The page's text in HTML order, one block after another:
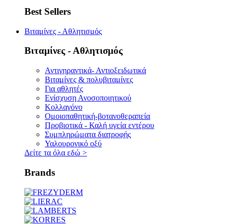
Best Sellers
Βιταμίνες - Αθλητισμός
Βιταμίνες - Αθλητισμός
Αντιγηραντικά- Αντιοξειδωτικά
Βιταμίνες & πολυβιταμίνες
Για αθλητές
Ενίσχυση Ανοσοποιητικού
Κολλαγόνο
Ομοιοπαθητική-βοτανοθεραπεία
Προβιοτικά - Καλή υγεία εντέρου
Συμπληρώματα διατροφής
Υαλουρονικό οξύ
Δείτε τα όλα εδώ >
Brands